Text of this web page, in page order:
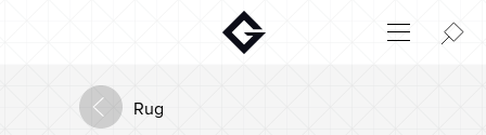
Aktuelt
Rug